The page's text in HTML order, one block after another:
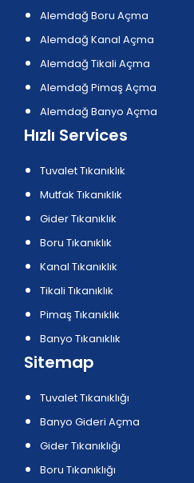
Alemdağ Boru Açma
Alemdağ Kanal Açma
Alemdağ Tikali Açma
Alemdağ Pimaş Açma
Alemdağ Banyo Açma
Hızlı Services
Tuvalet Tıkanıklık
Mutfak Tıkanıklık
Gider Tıkanıklık
Boru Tıkanıklık
Kanal Tıkanıklık
Tikali Tıkanıklık
Pimaş Tıkanıklık
Banyo Tıkanıklık
Sitemap
Tuvalet Tıkanıklığı
Banyo Gideri Açma
Gider Tıkanıklığı
Boru Tıkanıklığı